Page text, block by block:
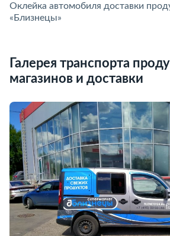
Оклейка автомобиля доставки
«Близнецы»
Галерея транспорта
магазинов и доставки